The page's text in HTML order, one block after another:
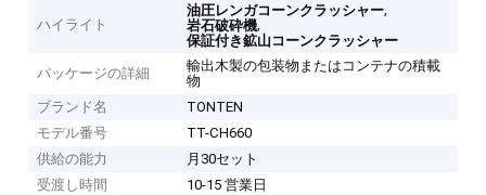
ハイライト
油圧レンガコーンクラッシャー,
岩石破砕機,
保証付き鉱山コーンクラッシャー
パッケージの詳細
輸出木製の包装物またはコンテナの積載
物
ブランド名
TONTEN
モデル番号
TT-CH660
供給の能力
月30セット
受渡し時間
10-15 営業日